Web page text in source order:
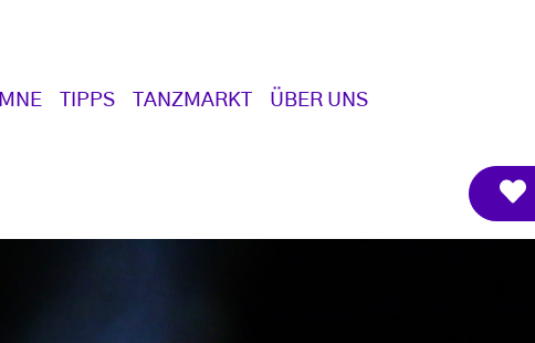
TIPPS TANZMARKT ÜBER UNS